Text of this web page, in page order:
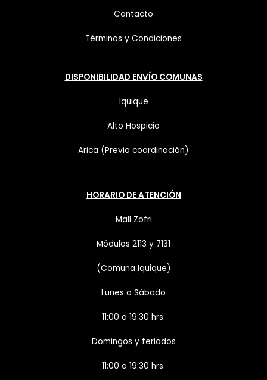
Contacto
Términos y Condiciones
DISPONIBILIDAD ENVÍO COMUNAS
Iquique
Alto Hospicio
Arica (Previa coordinación)
HORARIO DE ATENCIÓN
Mall Zofri
Módulos 2113 y 7131
(Comuna Iquique)
Lunes a Sábado
11:00 a 19:30 hrs.
Domingos y feriados
11:00 a 19:30 hrs.